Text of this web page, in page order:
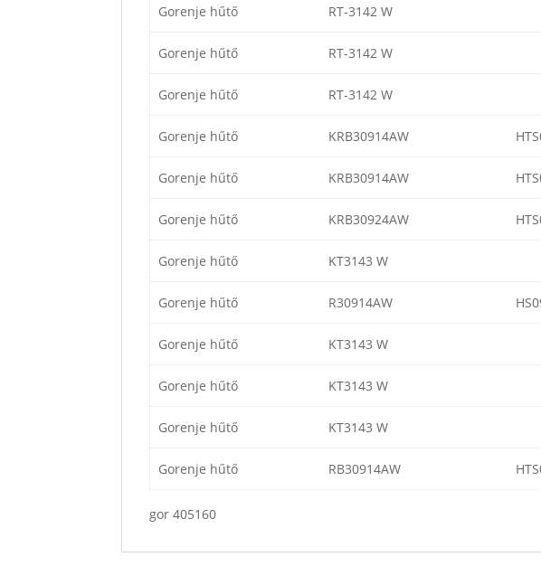
Gorenje hűtő RT-3142 W
Gorenje hűtő RT-3142 W
Gorenje hűtő RT-3142 W
Gorenje hűtő KRB30914AW
Gorenje hűtő KRB30914AW
Gorenje hűtő KRB30924AW
Gorenje hűtő KT3143 W
Gorenje hűtő R30914AW
Gorenje hűtő KT3143 W
Gorenje hűtő KT3143 W
Gorenje hűtő KT3143 W
Gorenje hűtő RB30914AW
gor 405160